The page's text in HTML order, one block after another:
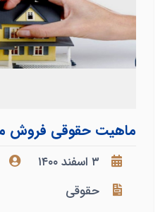
ماهیت حقوقی فروش
۳ اسفند ۱۴۰۰
حقوقی